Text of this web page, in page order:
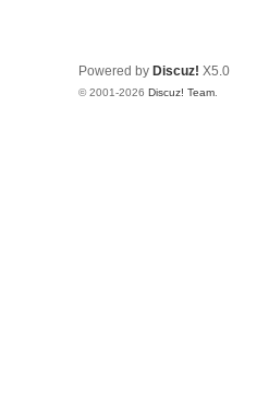
Powered by Discuz! X5.0
© 2001-2026 Discuz! Team